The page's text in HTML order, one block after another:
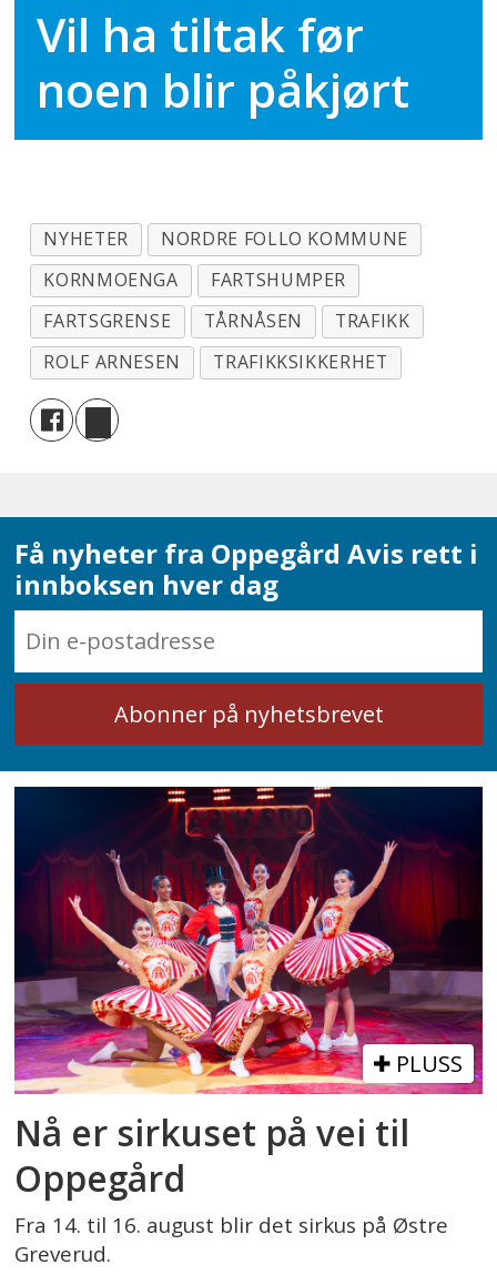
Vil ha tiltak før
noen blir påkjørt
NYHETER
NORDRE FOLLO KOMMUNE
KORNMOENGA
FARTSHUMPER
FARTSGRENSE
TÅRNÅSEN
TRAFIKK
ROLF ARNESEN
TRAFIKKSIKKERHET
Få nyheter fra Oppegård Avis rett i
innboksen hver dag
PLUSS
Nå er sirkuset på vei til
Oppegård
Fra 14. til 16. august blir det sirkus på Østre
Greverud.